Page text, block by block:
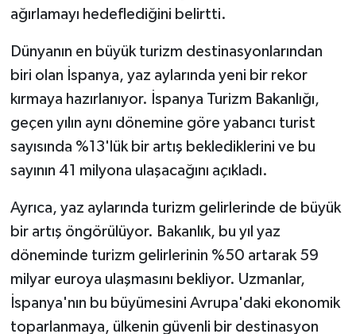
ağırlamayı hedeflediğini belirtti.
Dünyanın en büyük turizm destinasyonlarından
biri olan İspanya, yaz aylarında yeni bir rekor
kırmaya hazırlanıyor. İspanya Turizm Bakanlığı,
geçen yılın aynı dönemine göre yabancı turist
sayısında %13'lük bir artış beklediklerini ve bu
sayının 41 milyona ulaşacağını açıkladı.
Ayrıca, yaz aylarında turizm gelirlerinde de büyük
bir artış öngörülüyor. Bakanlık, bu yıl yaz
döneminde turizm gelirlerinin %50 artarak 59
milyar euroya ulaşmasını bekliyor. Uzmanlar,
İspanya'nın bu büyümesini Avrupa'daki ekonomik
toparlanmaya, ülkenin güvenli bir destinasyon